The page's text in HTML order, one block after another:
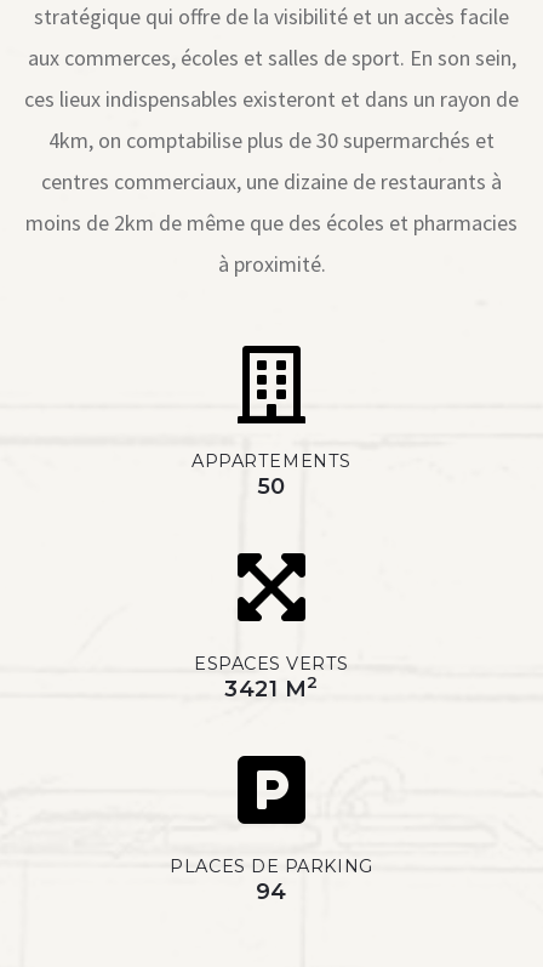
stratégique qui offre de la visibilité et un accès facile
aux commerces, écoles et salles de sport. En son sein,
ces lieux indispensables existeront et dans un rayon de
4km, on comptabilise plus de 30 supermarchés et
centres commerciaux, une dizaine de restaurants à
moins de 2km de même que des écoles et pharmacies
à proximité.
APPARTEMENTS
50
ESPACES VERTS
3421 M2
PLACES DE PARKING
94